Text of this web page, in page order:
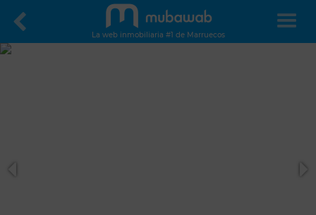
La web inmobiliaria #1 de Marruecos